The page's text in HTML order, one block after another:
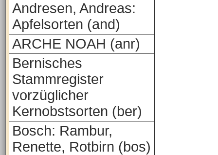
Andresen, Andreas:
Apfelsorten (and)
ARCHE NOAH (anr)
Bernisches
Stammregister
vorzüglicher
Kernobstsorten (ber)
Bosch: Rambur,
Renette, Rotbirn (bos)